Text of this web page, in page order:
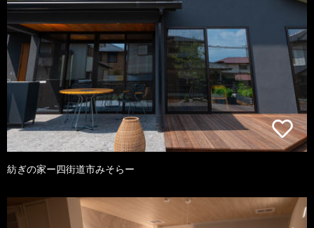
紡ぎの家ー四街道市みそらー